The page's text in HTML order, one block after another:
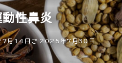
性鼻炎
月14日 2025年7月30日